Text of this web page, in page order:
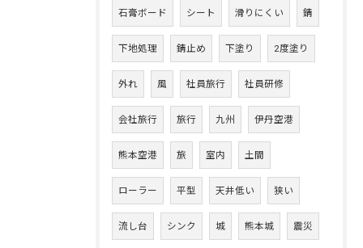
石膏ボード シート 滑りにくい 錆
下地処理 錆止め 下塗り 2度塗り
外れ 風 社員旅行 社員研修
会社旅行 旅行 九州 伊丹空港
熊本空港 旅 室内 土間
ローラー 平型 天井低い 狭い
流し台 シンク 城 熊本城 震災